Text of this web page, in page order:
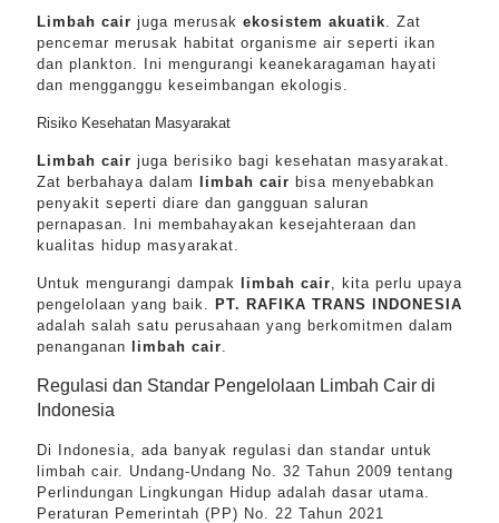
Limbah cair juga merusak ekosistem akuatik. Zat
pencemar merusak habitat organisme air seperti ikan
dan plankton. Ini mengurangi keanekaragaman hayati
dan mengganggu keseimbangan ekologis.
Risiko Kesehatan Masyarakat
Limbah cair juga berisiko bagi kesehatan masyarakat.
Zat berbahaya dalam
limbah cair bisa menyebabkan
penyakit seperti diare dan gangguan saluran
pernapasan. Ini membahayakan kesejahteraan dan
kualitas hidup masyarakat.
Untuk mengurangi dampak limbah cair, kita perlu upaya
pengelolaan yang baik. PT. RAFIKA TRANS INDONESIA
adalah salah satu perusahaan yang berkomitmen dalam
penanganan
limbah cair.
Regulasi dan Standar Pengelolaan Limbah Cair di
Indonesia
Di Indonesia, ada banyak regulasi dan standar untuk
limbah cair. Undang-Undang No. 32 Tahun 2009 tentang
Perlindungan Lingkungan Hidup adalah dasar utama.
Peraturan Pemerintah (PP) No. 22 Tahun 2021